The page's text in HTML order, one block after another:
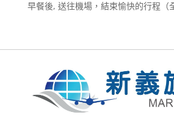
早餐後, 送往機場，結束愉快的行程（